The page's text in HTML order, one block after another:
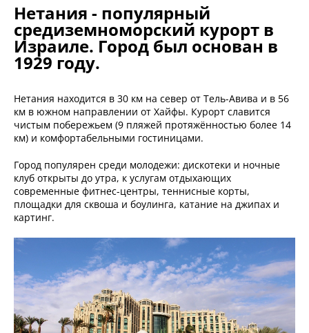
Нетания - популярный
средиземноморский курорт в
Израиле. Город был основан в
1929 году.
Нетания находится в 30 км на север от Тель-Авива и в 56
км в южном направлении от Хайфы. Курорт славится
чистым побережьем (9 пляжей протяжённостью более 14
км) и комфортабельными гостиницами.
Город популярен среди молодежи: дискотеки и ночные
клуб открыты до утра, к услугам отдыхающих
современные фитнес-центры, теннисные корты,
площадки для сквоша и боулинга, катание на джипах и
картинг.